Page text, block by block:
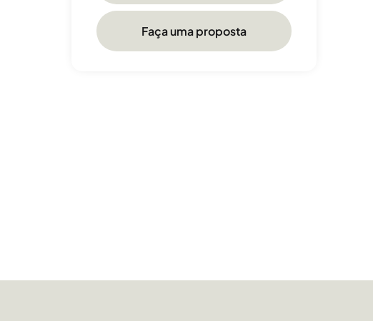
Faça uma proposta